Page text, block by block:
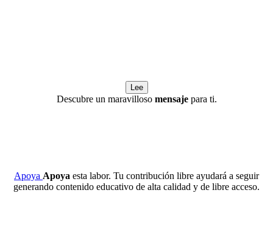
Lee
Descubre un maravilloso mensajepara ti.
Apoya Apoya esta labor. Tu contribución libre ayudará a seguir
generando contenido educativo de alta calidad y de libre acceso.